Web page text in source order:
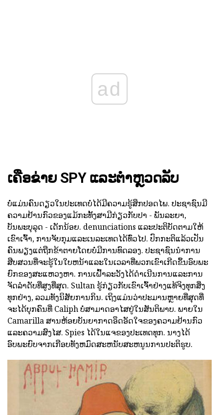
ad
ເຄືອຂ່າຍ SPY ແລະຕໍາຫຼວດລັບ
ບໍ່ແມ່ນຄົນດຽວໃນປະເທດບໍ່ໄດ້ມີຄວາມຮູ້ສຶກປອດໄພ. ປະຊາຊົນມີ
ຄວາມຢ້ານກົວຂອງແມ້ກະທັ້ງສາມີກ່ຽວກັບປາ - ພັນລະຍາ,
ບັນພະບຸລຸດ - ເດັກນ້ອຍ. denunciations ແລະປະຕິບັດຕາມໃຫ້
ເຂົາເຈົ້າ, ການຈັບກຸມແລະເນລະເທດໄດ້ທົ່ວໄປ. ປົກກະຕິແລ້ວເປັນ
ຄົນພຽງແຕ່ຖືກຂ້າຕາຍໂດຍບໍ່ມີການທົດລອງ. ປະຊາຊົນນໍາການ
ສືບສວນທີ່ຈະຮູ້ໃນໃບຫນ້າແລະໃນເວລາທີ່ພວກເຂົາເກີດຂຶ້ນອົບພະ
ຍົກຂອງສະແຫວງຫາ. ການເຝົ້າລະວັງໄດ້ດໍາເນີນການແລະການ
ຈັດລໍາດັບທີ່ສູງທີ່ສຸດ. Sultan ຮູ້ກ່ຽວກັບເຂົາເຈົ້າຢ່າງແທ້ຈິງທຸກສິ່ງ
ທຸກຢ່າງ, ລວມທັງນິສັຍການກິນ. ເຖິງແມ່ນວ່າປະມານຫຼາຍທີ່ສຸດທີ່
ຈະໄດ້ບຸກຄົນທີ່ Caliph ບໍ່ສາມາດອາໄສຢູ່ໃນສັນຕິພາບ. ພາຍໃນ
Camarilla ສານຫ້ອຍບັນຍາກາດອຶດອັດໃຈຂອງຄວາມຢ້ານກົວ
ແລະຄວາມສົງໄສ. Spies ໄດ້ໃນແຈຂອງປະເທດທຸກ. ນາງໄດ້
ອົບພະຍົບຈາກເກືອບທັງຫມົດສະຫນັບສະຫນູນການປະຕິຮູບ.